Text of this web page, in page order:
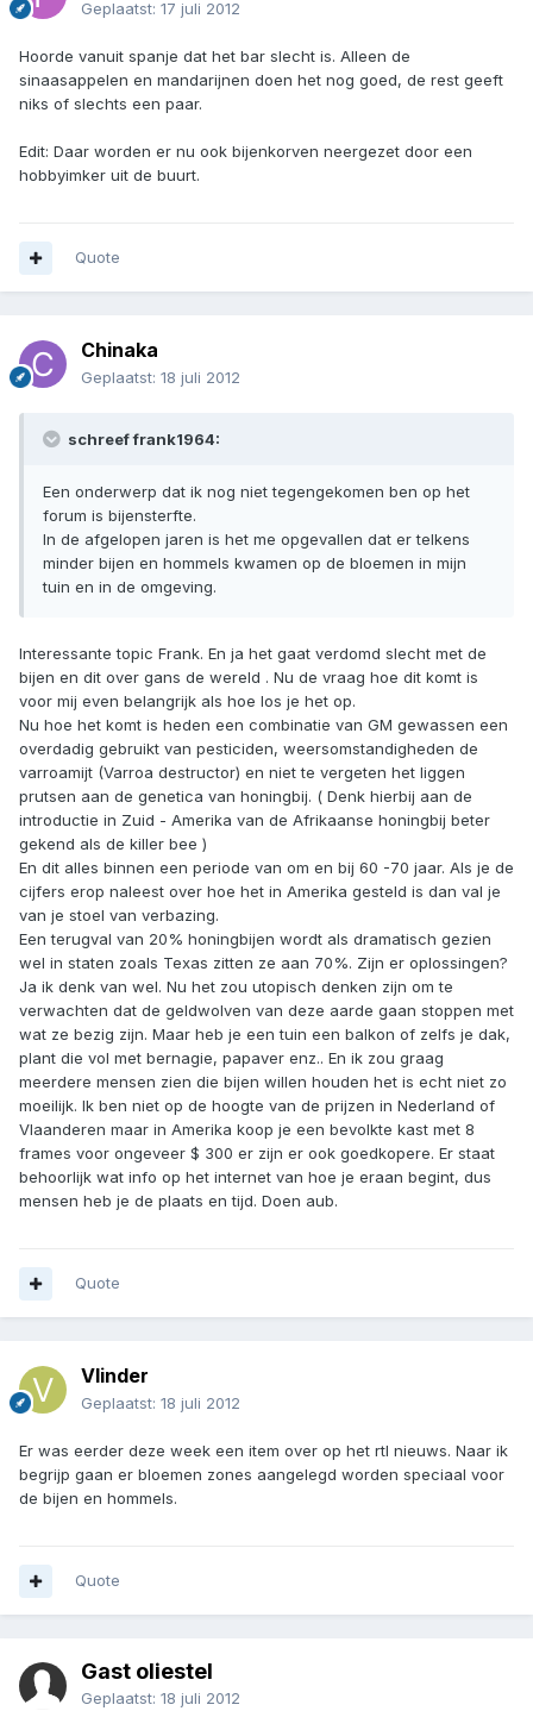
Geplaatst: 17 juli 2012
Hoorde vanuit spanje dat het bar slecht is. Alleen de
sinaasappelen en mandarijnen doen het nog goed, de rest geeft
niks of slechts een paar.
Edit: Daar worden er nu ook bijenkorven neergezet door een
hobbyimker uit de buurt.
Quote
Chinaka
Geplaatst: 18 juli 2012
schreef frank1964:
Een onderwerp dat ik nog niet tegengekomen ben op het
forum is bijensterfte.
In de afgelopen jaren is het me opgevallen dat er telkens
minder bijen en hommels kwamen op de bloemen in mijn
tuin en in de omgeving.
Interessante topic Frank. En ja het gaat verdomd slecht met de
bijen en dit over gans de wereld . Nu de vraag hoe dit komt is
voor mij even belangrijk als hoe los je het op.
Nu hoe het komt is heden een combinatie van GM gewassen een
overdadig gebruikt van pesticiden, weersomstandigheden de
varroamijt (Varroa destructor) en niet te vergeten het liggen
prutsen aan de genetica van honingbij. ( Denk hierbij aan de
introductie in Zuid - Amerika van de Afrikaanse honingbij beter
gekend als de killer bee )
En dit alles binnen een periode van om en bij 60 -70 jaar. Als je de
cijfers erop naleest over hoe het in Amerika gesteld is dan val je
van je stoel van verbazing.
Een terugval van 20% honingbijen wordt als dramatisch gezien
wel in staten zoals Texas zitten ze aan 70%. Zijn er oplossingen?
Ja ik denk van wel. Nu het zou utopisch denken zijn om te
verwachten dat de geldwolven van deze aarde gaan stoppen met
wat ze bezig zijn. Maar heb je een tuin een balkon of zelfs je dak,
plant die vol met bernagie, papaver enz.. En ik zou graag
meerdere mensen zien die bijen willen houden het is echt niet zo
moeilijk. Ik ben niet op de hoogte van de prijzen in Nederland of
Vlaanderen maar in Amerika koop je een bevolkte kast met 8
frames voor ongeveer $ 300 er zijn er ook goedkopere. Er staat
behoorlijk wat info op het internet van hoe je eraan begint, dus
mensen heb je de plaats en tijd. Doen aub.
Quote
Vlinder
Geplaatst: 18 juli 2012
Er was eerder deze week een item over op het rtl nieuws. Naar ik
begrijp gaan er bloemen zones aangelegd worden speciaal voor
de bijen en hommels.
Quote
Gast oliestel
Geplaatst: 18 juli 2012